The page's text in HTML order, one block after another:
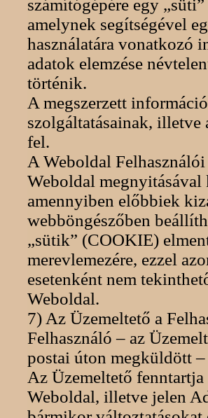
számítógépére egy
amelynek segítségével
használatára vonatkozó
adatok elemzése
történik.
A megszerzett
szolgáltatásainak, illetve
fel.
A Weboldal
Weboldal
amennyiben előbbiek
webböngészőben
„sütik” (COOKIE)
merevlemezére, ezzel
esetenként nem
Weboldal.
7) Az Üzemeltető a
Felhasználó – az
postai úton megküldött
Az Üzemeltető
Weboldal, illetve jelen